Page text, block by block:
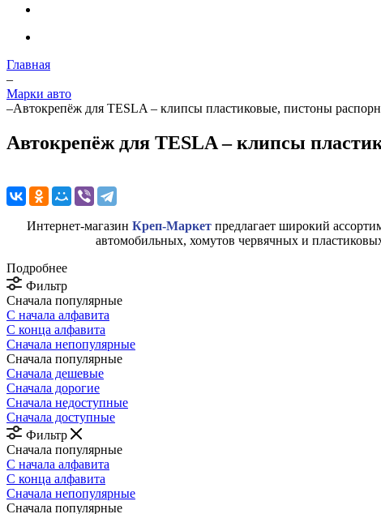
Главная
–
Марки авто
–Автокрепёж для TESLA – клипсы пластиковые, пистоны
Автокрепёж для TESLA – клипсы
Интернет-магазин Креп-Маркетпредлагает широкий
автомобильных, хомутов червячных и
Подробнее
Фильтр
Сначала популярные
С начала алфавита
С конца алфавита
Сначала непопулярные
Сначала популярные
Сначала дешевые
Сначала дорогие
Сначала недоступные
Сначала доступные
Фильтр
Сначала популярные
С начала алфавита
С конца алфавита
Сначала непопулярные
Сначала популярные